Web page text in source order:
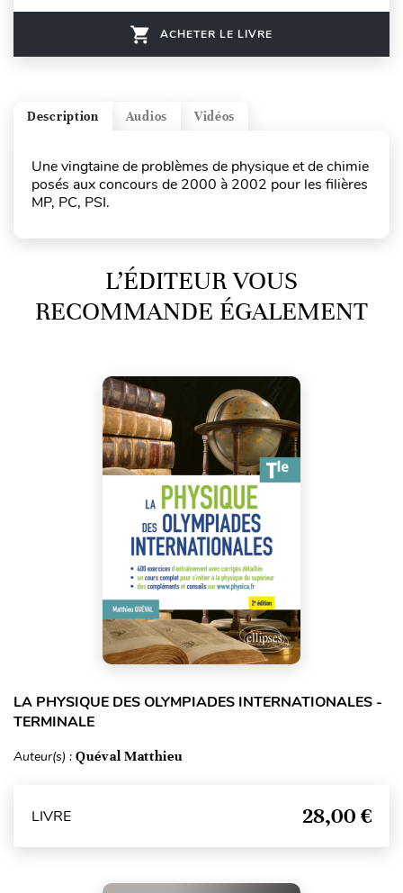
ACHETER LE LIVRE
Vidéos
Audios
Description
Une vingtaine de problèmes de physique et de chimie
posés aux concours de 2000 à 2002 pour les filières
MP, PC, PSI.
L’ÉDITEUR VOUS
RECOMMANDE ÉGALEMENT
LA PHYSIQUE DES OLYMPIADES INTERNATIONALES -
TERMINALE
Auteur(s) : Quéval Matthieu
LIVRE 28,00 €